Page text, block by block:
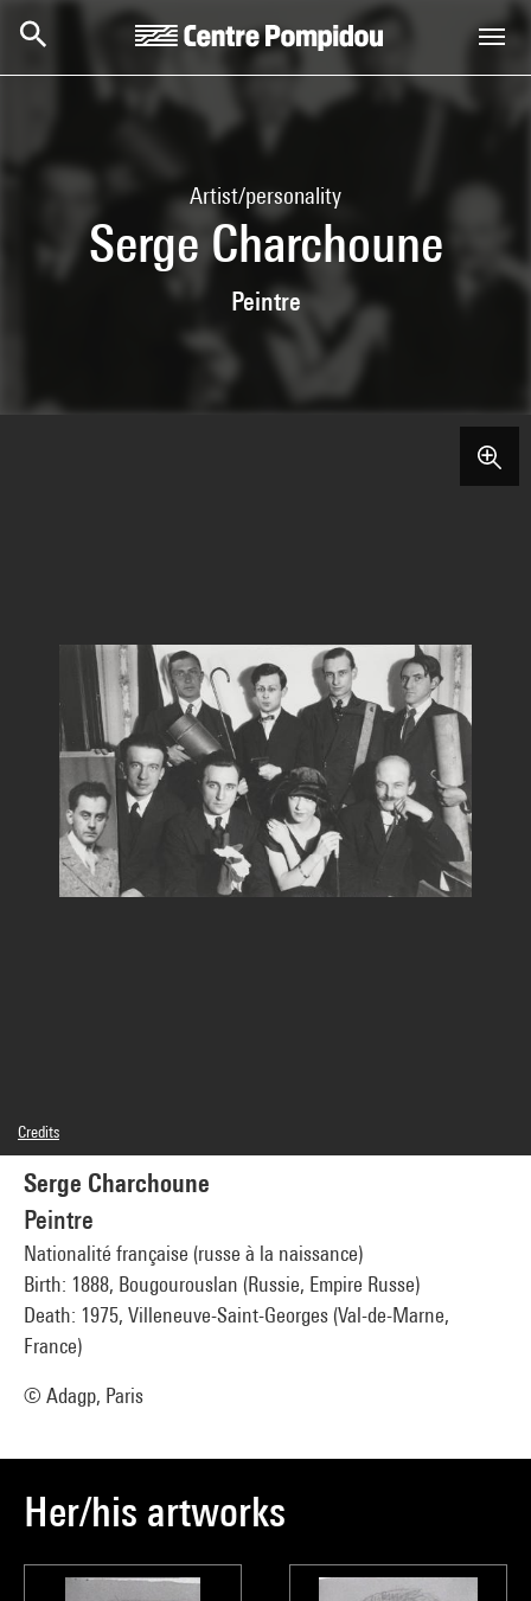
Skip to main content
Centre Pompidou
Artist/personality
Serge Charchoune
Peintre
Serge Charchoune
Peintre
Nationalité française (russe à la naissance)
Birth: 1888, Bougourouslan (Russie, Empire Russe)
Death: 1975, Villeneuve-Saint-Georges (Val-de-Marne,
France)
© Adagp, Paris
Credits
© Man Ray Trust / Adagp, Paris
Photo credits : Centre Pompidou, MNAM-CCI/Georges Meguerditchian/Dist.
GrandPalaisRmn
Image reference : 4N58240
Image presentation :GrandPalaisRmnPhoto
Her/his artworks